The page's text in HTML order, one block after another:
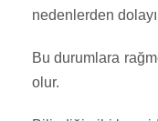
nedenlerden dolayı
Bu durumlara
olur.